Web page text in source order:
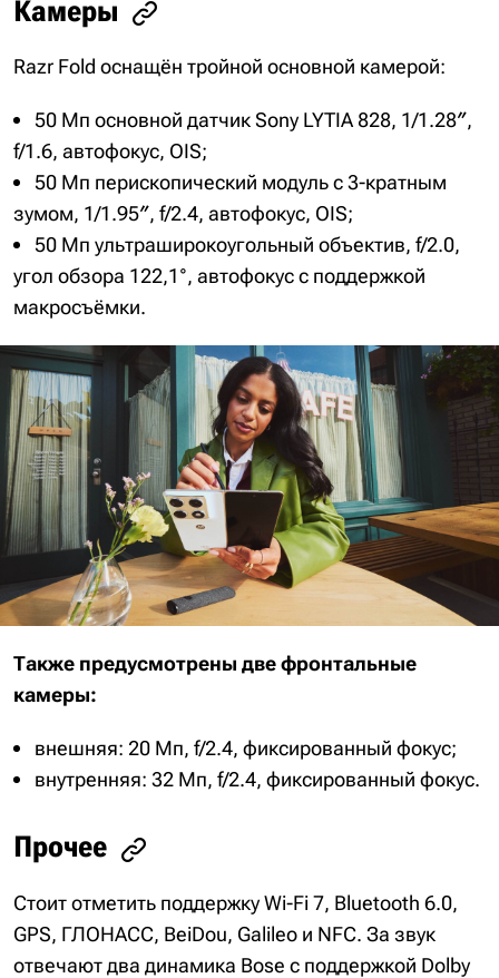
Камеры
Razr Fold оснащён тройной основной камерой:
50 Мп основной датчик Sony LYTIA 828, 1/1.28″,
f/1.6, автофокус, OIS;
50 Мп перископический модуль с 3-кратным
зумом, 1/1.95″, f/2.4, автофокус, OIS;
50 Мп ультраширокоугольный объектив, f/2.0,
угол обзора 122,1°, автофокус с поддержкой
макросъёмки.
Также предусмотрены две фронтальные
камеры:
внешняя: 20 Мп, f/2.4, фиксированный фокус;
внутренняя: 32 Мп, f/2.4, фиксированный фокус.
Прочее
Стоит отметить поддержку Wi-Fi 7, Bluetooth 6.0,
GPS, ГЛОНАСС, BeiDou, Galileo и NFC. За звук
отвечают два динамика Bose с поддержкой Dolby